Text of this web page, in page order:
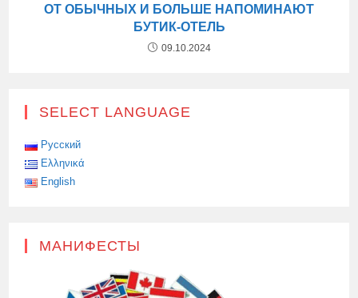
ОТ ОБЫЧНЫХ И БОЛЬШЕ НАПОМИНАЮТ
БУТИК-ОТЕЛЬ
09.10.2024
SELECT LANGUAGE
Русский
Ελληνικά
English
МАНИФЕСТЫ